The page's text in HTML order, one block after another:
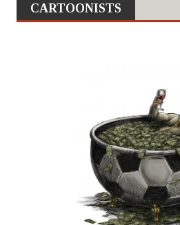
CARTOONISTS